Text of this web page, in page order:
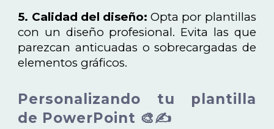
5. Calidad del diseño: Opta por plantillas
con un diseño profesional. Evita las que
parezcan anticuadas o sobrecargadas de
elementos gráficos.
Personalizando tu plantilla
de PowerPoint 🎨✍️